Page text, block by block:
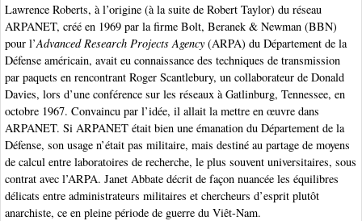
Lawrence Roberts, à l’origine (à la suite de Robert Taylor) du réseau
ARPANET, créé en 1969 par la firme Bolt, Beranek & Newman (BBN)
pour l’Advanced Research Projects Agency (ARPA) du Département de la
Défense américain, avait eu connaissance des techniques de transmission
par paquets en rencontrant Roger Scantlebury, un collaborateur de Donald
Davies, lors d’une conférence sur les réseaux à Gatlinburg, Tennessee, en
octobre 1967. Convaincu par l’idée, il allait la mettre en œuvre dans
ARPANET. Si ARPANET était bien une émanation du Département de la
Défense, son usage n’était pas militaire, mais destiné au partage de moyens
de calcul entre laboratoires de recherche, le plus souvent universitaires, sous
contrat avec l’ARPA. Janet Abbate décrit de façon nuancée les équilibres
délicats entre administrateurs militaires et chercheurs d’esprit plutôt
anarchiste, ce en pleine période de guerre du Viêt-Nam.